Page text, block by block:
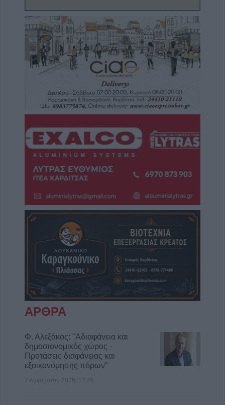
ΑΡΘΡΑ
Φ. Αλεξάκος: "Αδιαφάνεια και
δημοσιονομικός χώρος -
Προτάσεις διαφάνειας και
εξοικονόμησης πόρων"
7 Αυγούστου 2026, 12:29